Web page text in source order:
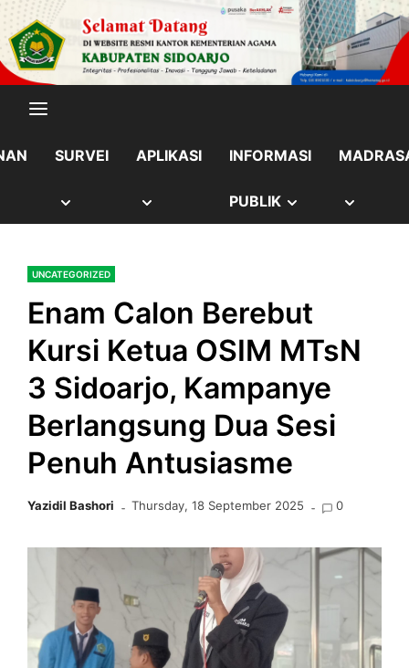
content
Skip
to
content
SURVEI APLIKASI INFORMASI
PUBLIK SHOW
UNCATEGORIZED
Enam Calon Berebut
Kursi Ketua OSIM MTsN
3 Sidoarjo, Kampanye
Berlangsung Dua Sesi
Penuh Antusiasme
Yazidil Bashori Thursday, 18 September 2025 0